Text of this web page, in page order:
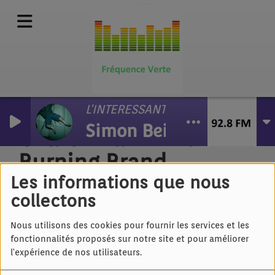
Les informations que nous
collectons
Nous utilisons des cookies pour fournir les services et les
fonctionnalités proposés sur notre site et pour améliorer
l'expérience de nos utilisateurs.
L'INTERESSANT
Simon Beigelman
Churchman - The
Burning Brand